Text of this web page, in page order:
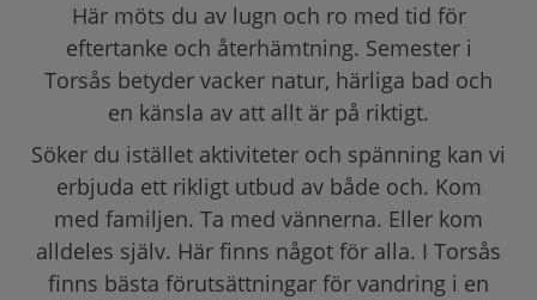
Här möts du av lugn och ro med tid för
eftertanke och återhämtning. Semester i
Torsås betyder vacker natur, härliga bad och
en känsla av att allt är på riktigt.
Söker du istället aktiviteter och spänning kan vi
erbjuda ett rikligt utbud av både och. Kom
med familjen. Ta med vännerna. Eller kom
alldeles själv. Här finns något för alla. I Torsås
finns bästa förutsättningar för vandring i en